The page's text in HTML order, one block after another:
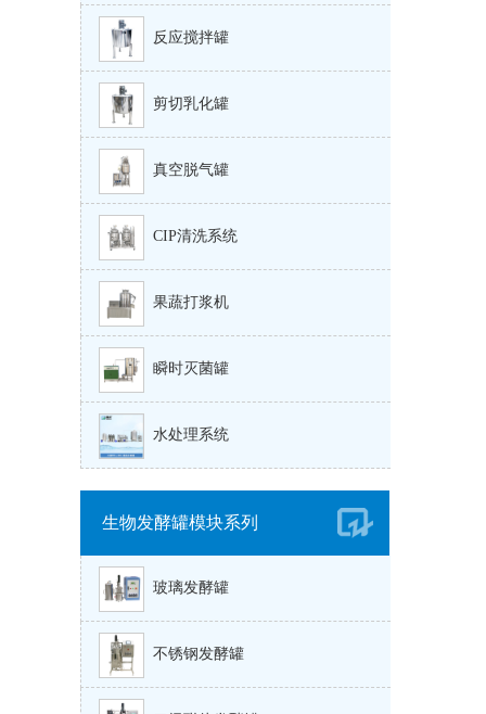
反应搅拌罐
剪切乳化罐
真空脱气罐
CIP清洗系统
果蔬打浆机
瞬时灭菌罐
水处理系统
生物发酵罐模块系列
玻璃发酵罐
不锈钢发酵罐